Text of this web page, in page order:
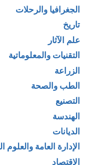
الجغرافيا والرحلات
تاريخ
علم الآثار
التقنيات والمعلوماتية
الزراعة
الطب والصحة
التصنيع
الهندسة
الديانات
الإدارة العامة والعلوم
الإقتصاد